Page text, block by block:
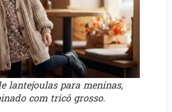
lantejoulas para meninas,
com tricô grosso.